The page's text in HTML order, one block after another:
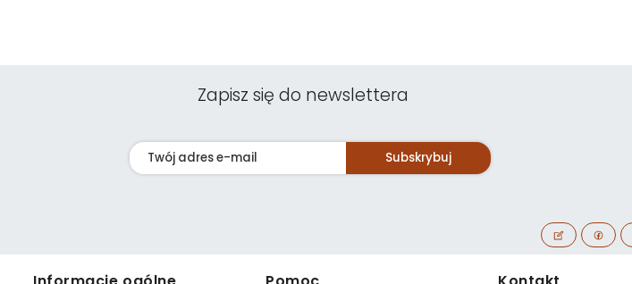
Zapisz się do newslettera
Subskrybuj